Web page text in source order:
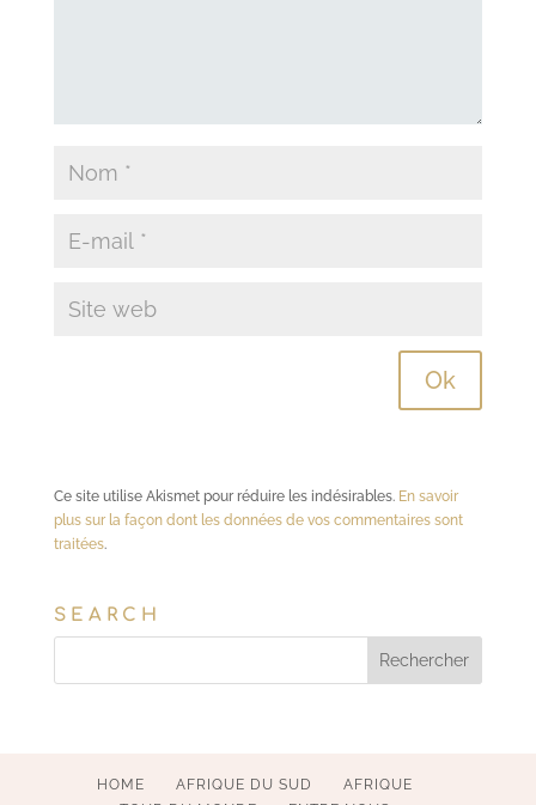
Ce site utilise Akismet pour réduire les indésirables. En savoir
plus sur la façon dont les données de vos commentaires sont
traitées.
SEARCH
HOME AFRIQUE DU SUD
AFRIQUE